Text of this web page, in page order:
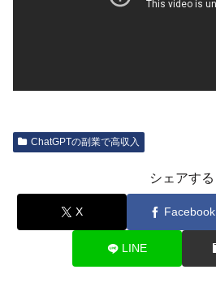
ChatGPTの副業で高収入
シェアする
X Facebook
LINE